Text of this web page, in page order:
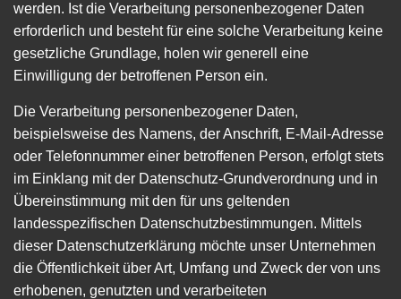
werden. Ist die Verarbeitung personenbezogener Daten
erforderlich und besteht für eine solche Verarbeitung keine
gesetzliche Grundlage, holen wir generell eine
Einwilligung der betroffenen Person ein.
Die Verarbeitung personenbezogener Daten,
beispielsweise des Namens, der Anschrift, E-Mail-Adresse
oder Telefonnummer einer betroffenen Person, erfolgt stets
im Einklang mit der Datenschutz-Grundverordnung und in
Übereinstimmung mit den für uns geltenden
landesspezifischen Datenschutzbestimmungen. Mittels
dieser Datenschutzerklärung möchte unser Unternehmen
die Öffentlichkeit über Art, Umfang und Zweck der von uns
erhobenen, genutzten und verarbeiteten